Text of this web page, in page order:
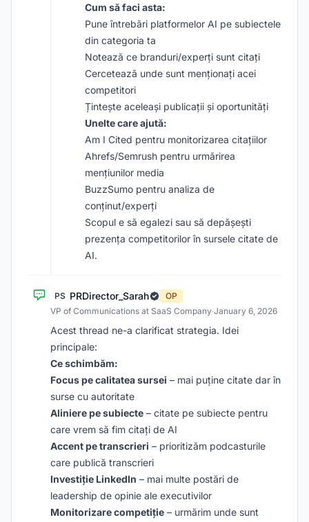
Cum să faci asta:
Pune întrebări platformelor AI pe subiectele
din categoria ta
Notează ce branduri/experți sunt citați
Cercetează unde sunt menționați acei
competitori
Țintește aceleași publicații și oportunități
Unelte care ajută:
Am I Cited pentru monitorizarea citațiilor
Ahrefs/Semrush pentru urmărirea
mențiunilor media
BuzzSumo pentru analiza de
conținut/experți
Scopul e să egalezi sau să depășești
prezența competitorilor în sursele citate de
AI.
PS PRDirector_Sarah
OP
VP of Communications at SaaS Company·January 6, 2026
Acest thread ne-a clarificat strategia. Idei
principale:
Ce schimbăm:
Focus pe calitatea sursei – mai puține citate dar în
surse cu autoritate
Aliniere pe subiecte – citate pe subiecte pentru
care vrem să fim citați de AI
Accent pe transcrieri – prioritizăm podcasturile
care publică transcrieri
Investiție LinkedIn – mai multe postări de
leadership de opinie ale executivilor
Monitorizare competiție – urmărim unde sunt